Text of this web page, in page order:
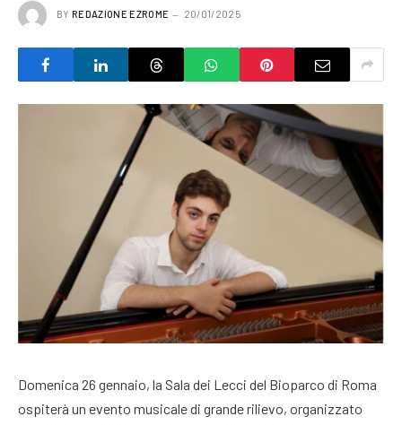
BY REDAZIONE EZROME 20/01/2025
Domenica 26 gennaio, la Sala dei Lecci del Bioparco di Roma
ospiterà un evento musicale di grande rilievo, organizzato